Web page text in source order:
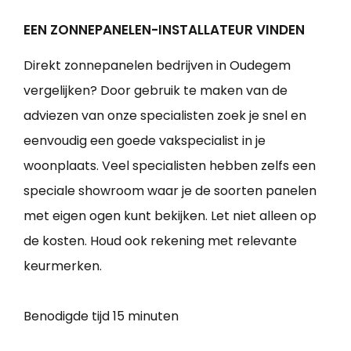
EEN ZONNEPANELEN-INSTALLATEUR VINDEN
Direkt zonnepanelen bedrijven in Oudegem
vergelijken? Door gebruik te maken van de
adviezen van onze specialisten zoek je snel en
eenvoudig een goede vakspecialist in je
woonplaats. Veel specialisten hebben zelfs een
speciale showroom waar je de soorten panelen
met eigen ogen kunt bekijken. Let niet alleen op
de kosten. Houd ook rekening met relevante
keurmerken.
Benodigde tijd15 minuten